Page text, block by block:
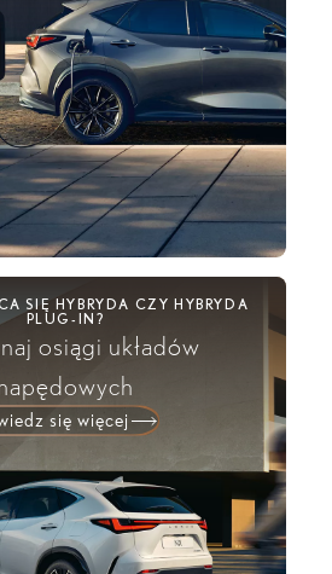
SIĘ HYBRYDA CZY HYBRYDA
PLUG-IN?
osiągi układów
się więcej